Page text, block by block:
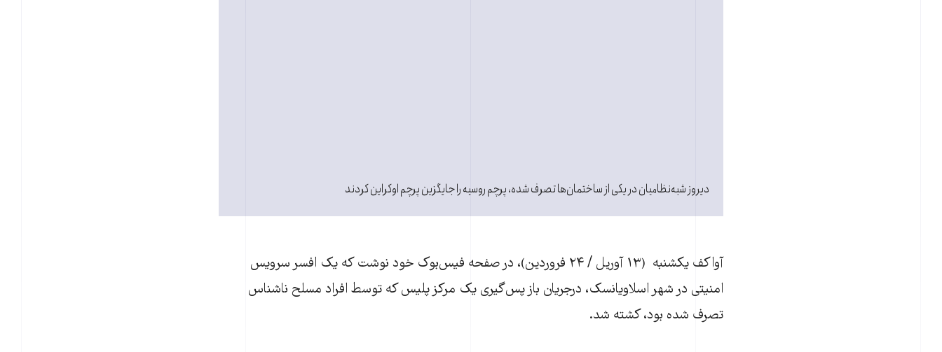
دیروز شبه‌نظامیان در یکی از ساختمان‌ها تصرف شده، پرچم روسیه را جایگزین پرچم اوکراین کردند
آواکف يکشنبه (۱۳ آوريل / ۲۴ فروردين)، در صفحه فيس‌بوک خود نوشت که يک افسر سرويس
امنيتی در شهر اسلاويانسک، درجريان باز پس‌گيری يک مرکز پليس که توسط افراد مسلح ناشناس
تصرف شده بود، کشته شد.